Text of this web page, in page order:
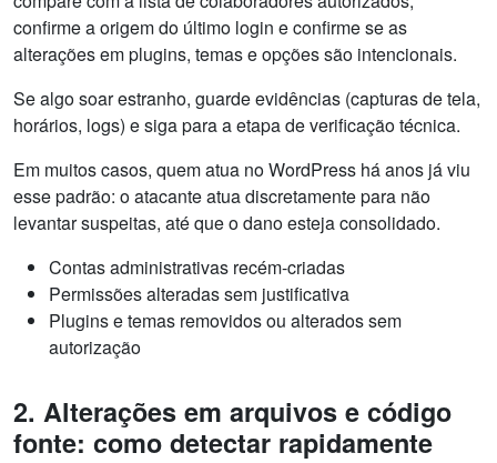
confirme a origem do último login e confirme se as
alterações em plugins, temas e opções são intencionais.
Se algo soar estranho, guarde evidências (capturas de tela,
horários, logs) e siga para a etapa de verificação técnica.
Em muitos casos, quem atua no WordPress há anos já viu
esse padrão: o atacante atua discretamente para não
levantar suspeitas, até que o dano esteja consolidado.
Contas administrativas recém-criadas
Permissões alteradas sem justificativa
Plugins e temas removidos ou alterados sem
autorização
2. Alterações em arquivos e código
fonte: como detectar rapidamente